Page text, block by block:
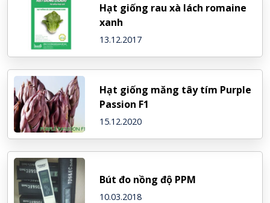
Hạt giống rau xà lách romaine
xanh
13.12.2017
Hạt giống măng tây tím Purple
Passion F1
15.12.2020
Bút đo nồng độ PPM
10.03.2018